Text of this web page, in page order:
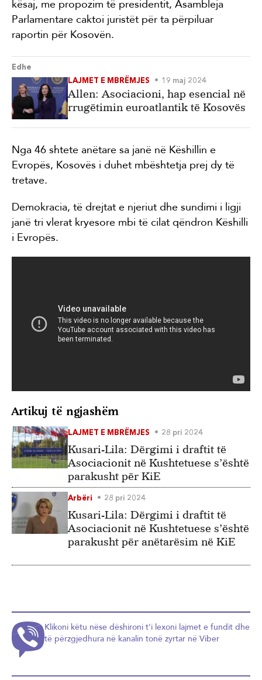
kësaj, me propozim të presidentit, Asambleja
Parlamentare caktoi juristët për ta përpiluar
raportin për Kosovën.
Edhe
LAJMET E MBRËMJES
19 maj 2024
Allen: Asociacioni, hap esencial në
rrugëtimin euroatlantik të Kosovës
Nga 46 shtete anëtare sa janë në Këshillin e
Evropës, Kosovës i duhet mbështetja prej dy të
tretave.
Demokracia, të drejtat e njeriut dhe sundimi i ligji
janë tri vlerat kryesore mbi të cilat qëndron Këshilli
i Evropës.
Artikuj të ngjashëm
LAJMET E MBRËMJES 28 pri 2024
Kusari-Lila: Dërgimi i draftit të
Asociacionit në Kushtetuese s’është
parakusht për KiE
Arbëri 28 pri 2024
Kusari-Lila: Dërgimi i draftit të
Asociacionit në Kushtetuese s’është
parakusht për anëtarësim në KiE
Klikoni këtu nëse dëshironi t'i lexoni lajmet e fundit dhe
të përzgjedhura në kanalin tonë zyrtar në Viber